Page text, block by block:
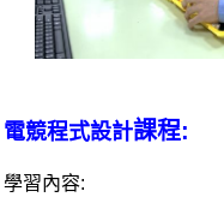
競程式設計課程:
學習內容: